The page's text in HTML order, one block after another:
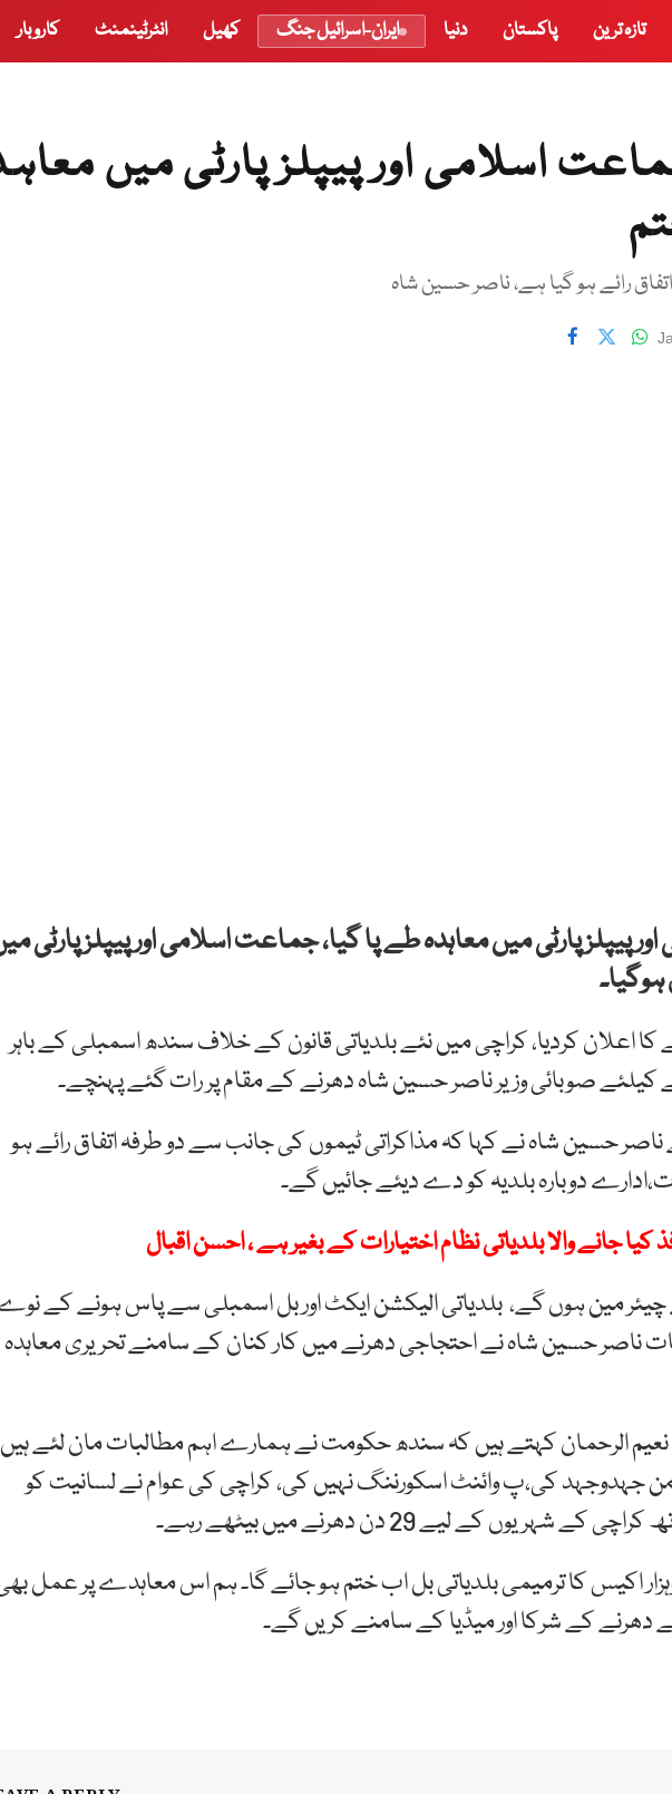
تازہ ترین پاکستان دنیا ایران-اسرائیل جنگ کھیل انٹرٹینمنٹ کاروبار
اسلامی اور پیپلز پارٹی میں
رائے ہو گیا ہے، ناصر حسین شاہ
پیپلز پارٹی میں معاہدہ طے پا گیا، جماعت اسلامی اور پیپلز پارٹی
ہوگیا۔
اعلان کردیا، کراچی میں نئے بلدیاتی قانون کے خلاف سندھ اسمبلی کے باہر
کیلئے صوبائی وزیر ناصر حسین شاہ دھرنے کے مقام پر رات گئے پہنچے۔
حسین شاہ نے کہا کہ مذاکراتی ٹیموں کی جانب سے دو طرفہ اتفاق رائے ہو
دوبارہ بلدیہ کو دے دیئے جائیں گے۔
کیا جانے والا بلدیاتی نظام اختیارات کے بغیر ہے ، احسن اقبال
کے چیئر مین ہوں گے، بلدیاتی الیکشن ایکٹ اور بل اسمبلی سے پاس ہونے کے
ناصر حسین شاہ نے احتجاجی دھرنے میں کار کنان کے سامنے تحریری معاہدہ
الرحمان کہتے ہیں کہ سندھ حکومت نے ہمارے اہم مطالبات مان لئے
جہدوجہد کی،پ وائنٹ اسکورننگ نہیں کی، کراچی کی عوام نے لسانیت کو
کے لیے 29 دن دھرنے میں بیٹھے رہے۔
اکیس کا ترمیمی بلدیاتی بل اب ختم ہو جائے گا۔ ہم اس معاہدے پر عمل
دھرنے کے شرکا اور میڈیا کے سامنے کریں گے۔